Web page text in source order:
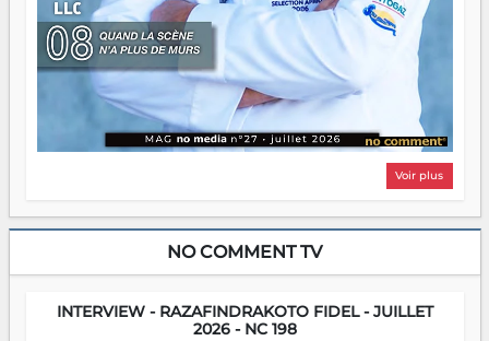
Voir plus
NO COMMENT TV
INTERVIEW - RAZAFINDRAKOTO FIDEL - JUILLET
2026 - NC 198